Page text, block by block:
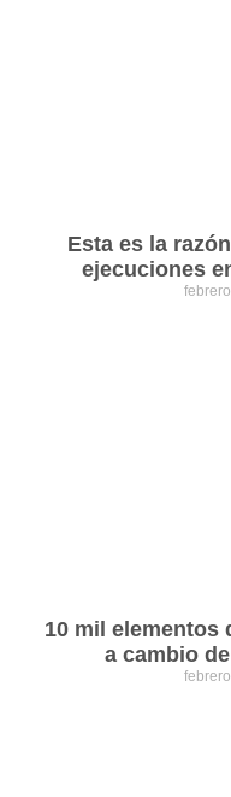
Esta es la
ejecuciones
10 mil elementos
a cambio